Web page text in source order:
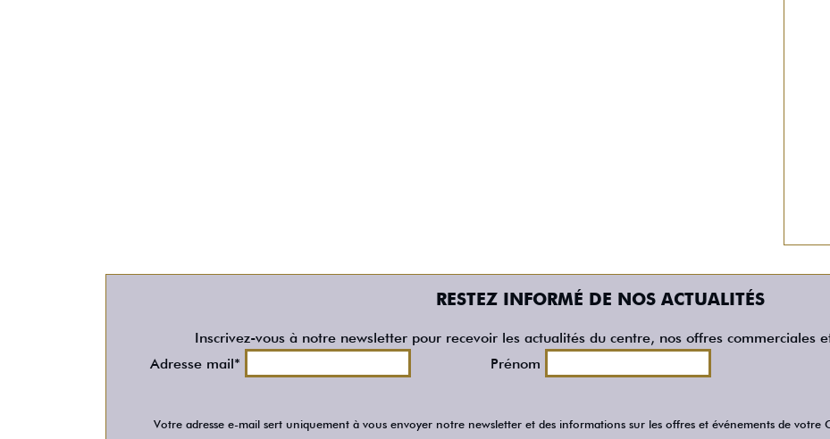
RESTEZ INFORMÉ DE NOS ACTUALITÉS
Inscrivez-vous à notre newsletter pour recevoir les actualités du centre, nos offres commerciales
Adresse mail*
Prénom
Votre adresse e-mail sert uniquement à vous envoyer notre newsletter et des informations sur les offres et événements de votre